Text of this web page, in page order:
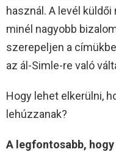
használ. A levél
minél nagyobb
szerepeljen a
az ál-Simle-re való
Hogy lehet elkerülni,
lehúzzanak?
A legfontosabb,